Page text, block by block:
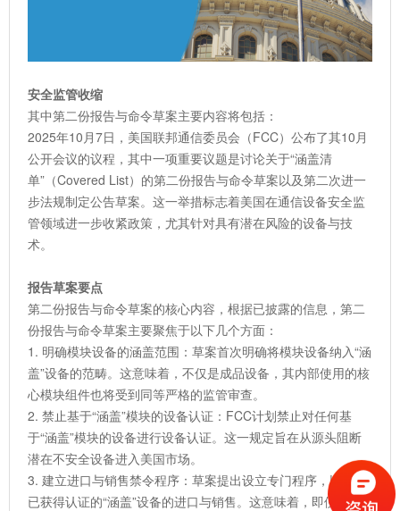
安全监管收缩
其中第二份报告与命令草案主要内容将包括：
2025年10月7日，美国联邦通信委员会（FCC）公布了其10月
公开会议的议程，其中一项重要议题是讨论关于“涵盖清
单”（Covered List）的第二份报告与命令草案以及第二次进一
步法规制定公告草案。这一举措标志着美国在通信设备安全监
管领域进一步收紧政策，尤其针对具有潜在风险的设备与技
术。
报告草案要点
第二份报告与命令草案的核心内容，根据已披露的信息，第二
份报告与命令草案主要聚焦于以下几个方面：
1. 明确模块设备的涵盖范围：草案首次明确将模块设备纳入“涵
盖”设备的范畴。这意味着，不仅是成品设备，其内部使用的核
心模块组件也将受到同等严格的监管审查。
2. 禁止基于“涵盖”模块的设备认证：FCC计划禁止对任何基
于“涵盖”模块的设备进行设备认证。这一规定旨在从源头阻断
潜在不安全设备进入美国市场。
3. 建立进口与销售禁令程序：草案提出设立专门程序，以禁止
已获得认证的“涵盖”设备的进口与销售。这意味着，即便某些